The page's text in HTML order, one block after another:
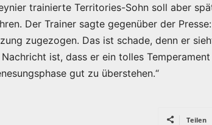
trainierte Territories-Sohn soll aber
Der Trainer sagte gegenüber der
zugezogen. Das ist schade, denn er
ist, dass er ein tolles
gut zu überstehen.“
Teilen